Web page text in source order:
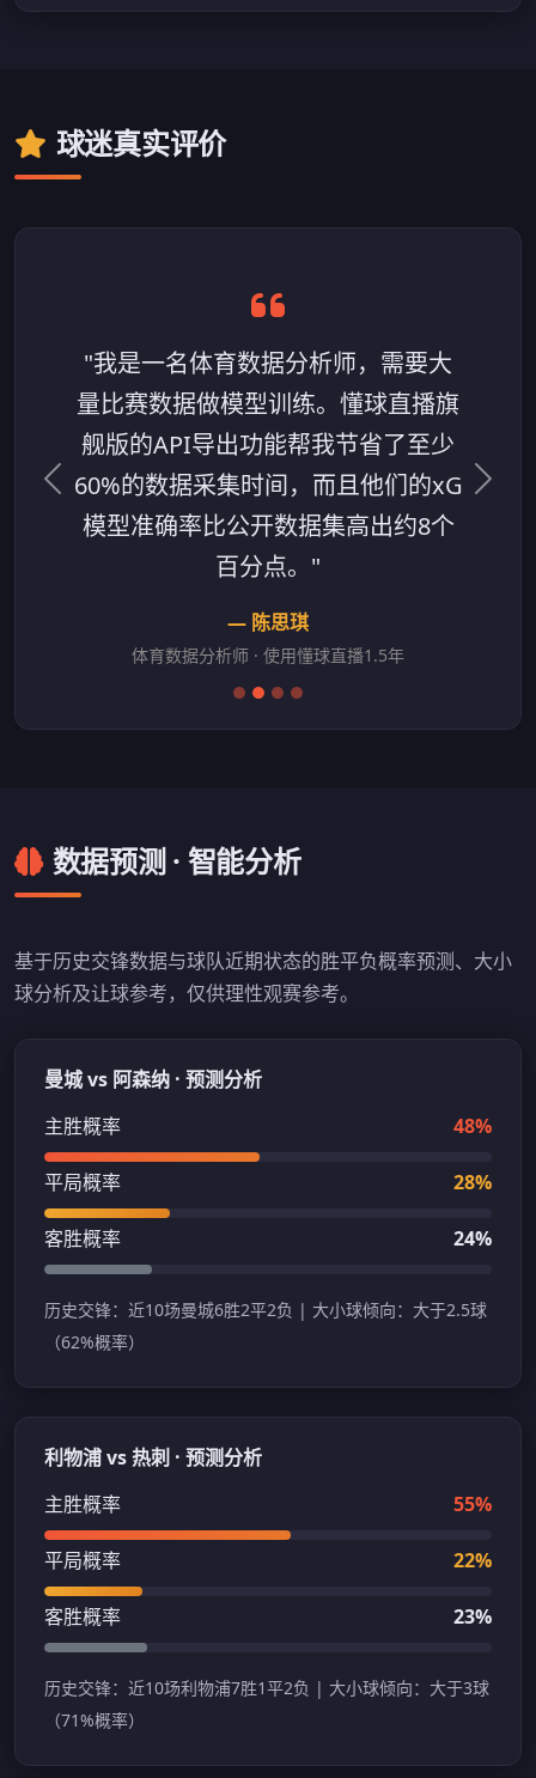
球迷真实评价
"我是一名体育数据分析师，需要大
量比赛数据做模型训练。懂球直播旗
舰版的API导出功能帮我节省了至少
60%的数据采集时间，而且他们的xG
模型准确率比公开数据集高出约8个
百分点。"
— 陈思琪
体育数据分析师 · 使用懂球直播1.5年
上一条评价 下一
数据预测 · 智能分析
基于历史交锋数据与球队近期状态的胜平负概率预测、大小
球分析及让球参考，仅供理性观赛参考。
曼城 vs 阿森纳 · 预测分析
主胜概率
48%
平局概率 28%
客胜概率 24%
历史交锋：近10场曼城6胜2平2负 | 大小球倾向：大于2.5球
（62%概率）
利物浦 vs 热刺 · 预测分析
主胜概率
55%
平局概率 22%
客胜概率 23%
历史交锋：近10场利物浦7胜1平2负 | 大小球倾向：大于3球
（71%概率）